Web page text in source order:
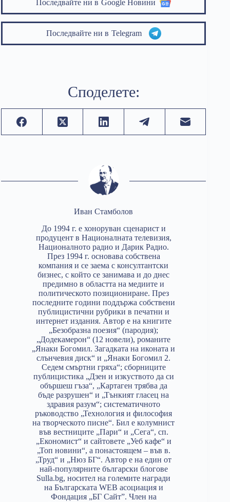
Последвайте ни в Google Новини
Последвайте ни в Telegram
Споделете:
Иван Стамболов
До 1994 г. е хоноруван сценарист и
продуцент в Националната телевизия,
Националното радио и Дарик Радио.
През 1994 г. основава собствена
компания и се заема с консултантски
бизнес, с който се занимава и до днес
предимно в областта на медиите и
политическото позициониране. През
последните години поддържа собствени
публицистични рубрики в печатни и
интернет издания. Автор е на книгите
„Безобразна поезия“ (пародия);
„Додекамерон“ (12 новели), романите
„Янаки Богомил. Загадката на иконата и
слънчевия диск“ и „Янаки Богомил 2.
Седем смъртни гряха“; сборниците
публицистика „Дзен и изкуството да си
обършеш гъза“, „Картаген трябва да
бъде разрушен“ и „Тънкият гласец на
здравия разум“; систематичното
ръководство „Технология и философия
на творческото писне“. Бил е колумнист
във вестниците „Пари“ и „Сега“, сп.
„Економист“ и сайтовете „Уеб кафе“ и
„Топ новини“, а понастоящем – във в.
„Труд“ и „Нюз БГ“. Автор е на един от
най-популярните български блогове
Sulla.bg, носител на големите награди
на Българската WEB асоциация и
Фондация „БГ Сайт”. Член на